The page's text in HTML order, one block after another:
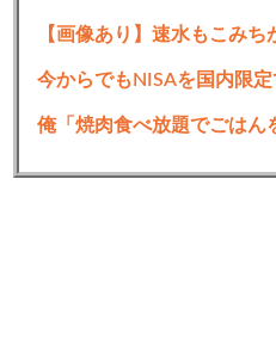
由美も怖いぞ
10:思考 2021/04/16(金)
めっちゃいい曲製造しそう